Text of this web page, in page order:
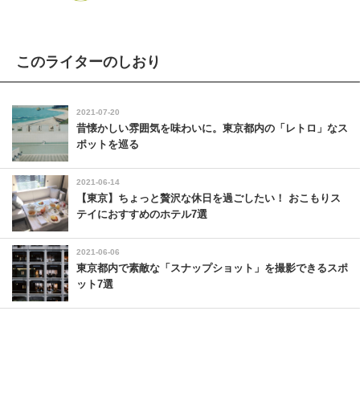
このライターのしおり
2021-07-20
昔懐かしい雰囲気を味わいに。東京都内の「レトロ」なス
ポットを巡る
2021-06-14
【東京】ちょっと贅沢な休日を過ごしたい！ おこもりス
テイにおすすめのホテル7選
2021-06-06
東京都内で素敵な「スナップショット」を撮影できるスポ
ット7選